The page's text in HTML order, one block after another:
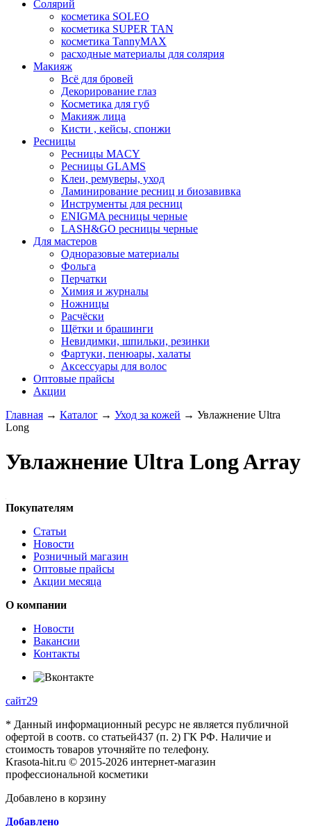
Солярий
косметика SOLEO
косметика SUPER TAN
косметика TannyMAX
расходные материалы для солярия
Макияж
Всё для бровей
Декорирование глаз
Косметика для губ
Макияж лица
Кисти , кейсы, спонжи
Ресницы
Ресницы MACY
Ресницы GLAMS
Клеи, ремуверы, уход
Ламинирование ресниц и биозавивка
Инструменты для ресниц
ENIGMA ресницы черные
LASH&GO ресницы черные
Для мастеров
Одноразовые материалы
Фольга
Перчатки
Химия и журналы
Ножницы
Расчёски
Щётки и брашинги
Невидимки, шпильки, резинки
Фартуки, пенюары, халаты
Аксессуары для волос
Оптовые прайсы
Акции
Главная → Каталог → Уход за кожей → Увлажнение Ultra
Long
Увлажнение Ultra Long Array
Покупателям
Статьи
Новости
Розничный магазин
Оптовые прайсы
Акции месяца
О компании
Новости
Вакансии
Контакты
сайт29
* Данный информационный ресурс не является публичной
офертой в соотв. со статьей437 (п. 2) ГК РФ. Наличие и
стоимость товаров уточняйте по телефону.
Krasota-hit.ru © 2015-2026 интернет-магазин
профессиональной косметики
Добавлено в корзину
Добавлено